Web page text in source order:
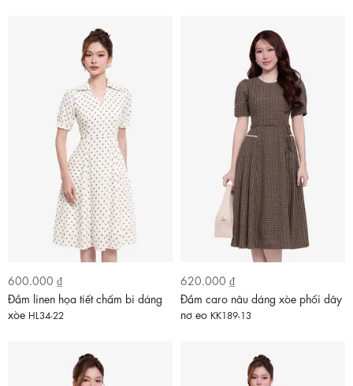
600.000 ₫
Đầm linen họa tiết chấm bi dáng
xòe HL34-22
620.000 ₫
Đầm caro nâu dáng xòe phối dây
nơ eo KK189-13